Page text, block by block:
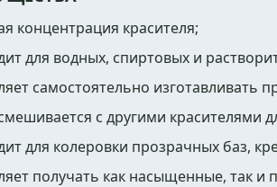
концентрация красителя;
для водных, спиртовых и
самостоятельно изготавливать
с другими красителями
для колеровки прозрачных баз,
получать как насыщенные, так